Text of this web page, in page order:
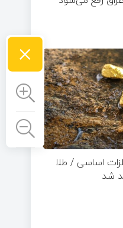
اساسی / طلا
شد
×